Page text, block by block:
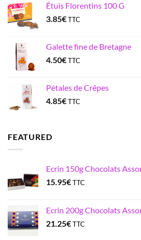
Étuis Florentins 100 G
3.85€TTC
Galette fine de Bretagne
4.50€TTC
Pétales de Crêpes
4.85€TTC
FEATURED
Ecrin 150g Chocolats
15.95€TTC
Ecrin 200g Chocolats
21.25€TTC